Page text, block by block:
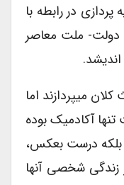
در رابطه با
ملت معاصر
میپردازند اما
آکادمیک بوده
درست بعکس،
شخصی آنها